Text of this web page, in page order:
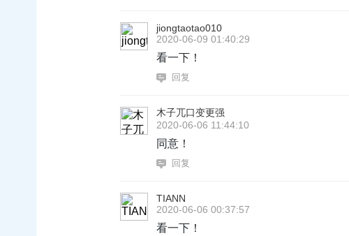
jiongtaotao010
2020-06-09 01:40:29
看一下！
回复
木子兀口变更强
2020-06-06 11:44:10
同意！
回复
TIANN
2020-06-06 00:37:57
看一下！